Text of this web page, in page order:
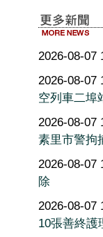
2026-08-07
2026-08-07
空列車二埠
2026-08-07
素里市警拘
2026-08-07
除
2026-08-07
10張善終護